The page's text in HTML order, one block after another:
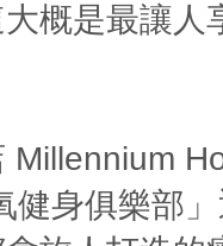
概是最讓人
Millennium
健身俱樂部